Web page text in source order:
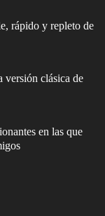
rápido y repleto de
versión clásica de
en las que